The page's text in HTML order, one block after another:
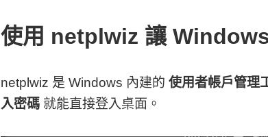
使用 netplwiz 讓
netplwiz 是 Windows 內建的使用者帳戶管理
入密碼 就能直接登入桌面。